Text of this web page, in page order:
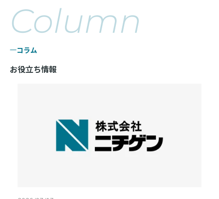
Column
コラム
お役立ち情報